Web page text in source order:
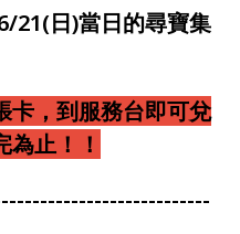
21(日)當日的尋寶集
卡，到服務台即可兌
止！！